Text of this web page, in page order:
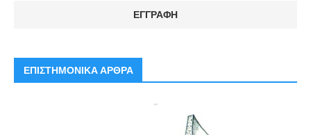
ΕΠΙΣΤΗΜΟΝΙΚΑ ΑΡΘΡΑ